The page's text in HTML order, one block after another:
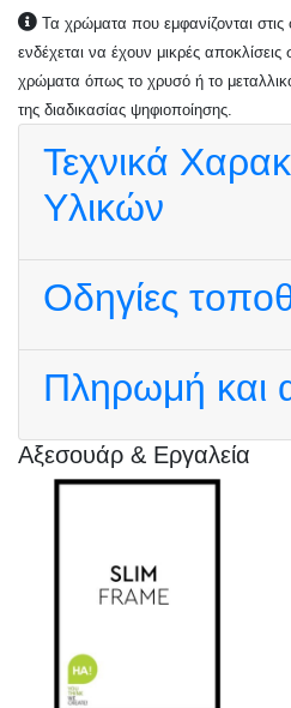
Τα χρώματα που εμφανίζονται
ενδέχεται να έχουν μικρές
χρώματα όπως το χρυσό ή το
της διαδικασίας ψηφιοποίησης.
Τεχνικά
Υλικών
Οδηγίες
Πληρωμή και
Αξεσουάρ & Εργαλεία